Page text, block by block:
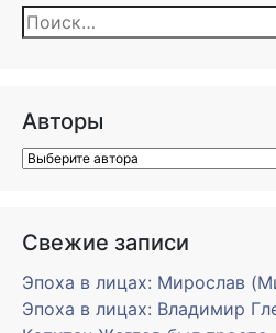
Найти:
Авторы
Свежие записи
Эпоха в лицах: Мирослав
Эпоха в лицах: Владимир